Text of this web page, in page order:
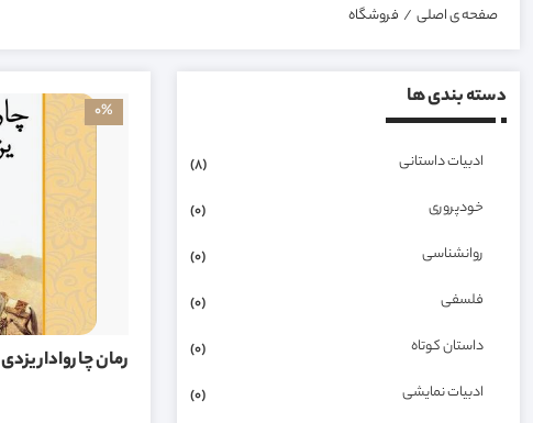
صفحه ی اصلی / فروشگاه
دسته بندی ها
ادبیات داستانی
(8)
خودپروری
(0)
روانشناسی
(0)
فلسفی
(0)
داستان کوتاه
(0)
ادبیات نمایشی
(0)
0%
رمان چاروادار یزدی